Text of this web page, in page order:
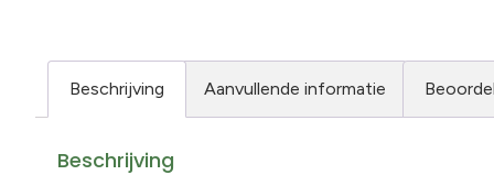
Beschrijving Aanvullende informatie
Beschrijving